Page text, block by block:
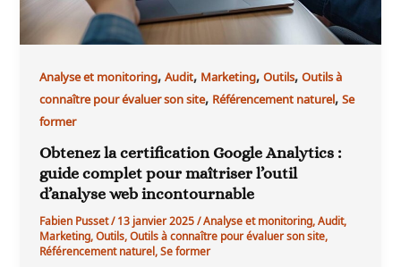
Analyse et monitoring,Audit, Marketing,Outils,Outils à
connaître pour évaluer son site, Référencement naturel,Se
former
Obtenez la certification Google Analytics :
guide complet pour maîtriser l’outil
d’analyse web incontournable
Fabien Pusset/13 janvier 2025/Analyse et monitoring,Audit,
Marketing,Outils,Outils à connaître pour évaluer son site,
Référencement naturel,Se former